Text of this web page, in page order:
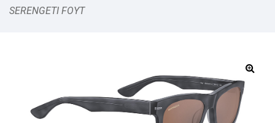
SERENGETI FOYT